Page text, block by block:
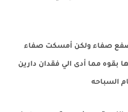
صفاء ولكن أمسكت صفاء
بقوه مما أدى الي فقدان دارين
السباحه